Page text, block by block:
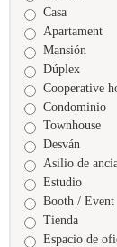
Casa
Apartament
Mansión
Dúplex
Cooperative
Condominio
Townhouse
Desván
Asilio de
Estudio
Booth / Event
Tienda
Espacio de